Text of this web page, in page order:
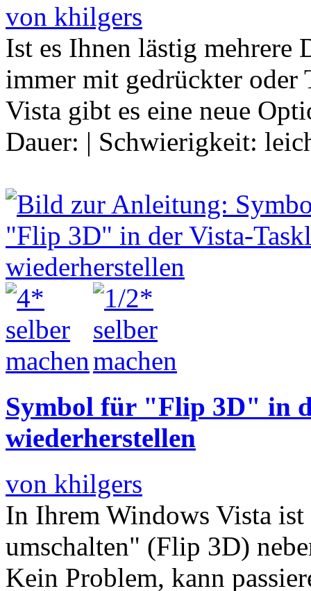
von khilgers
Ist es Ihnen lästig mehrere
immer mit gedrückter oder
Vista gibt es eine neue
Dauer: | Schwierigkeit:
Symbol für "Flip 3D" in
wiederherstellen
von khilgers
In Ihrem Windows Vista
umschalten" (Flip 3D)
Kein Problem, kann